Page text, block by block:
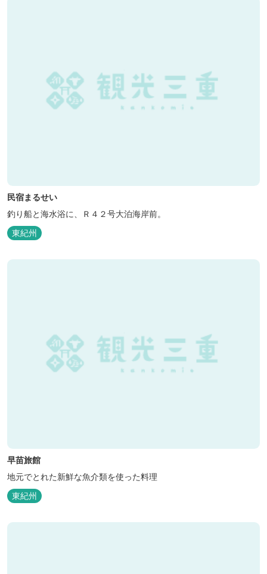
民宿まるせい
釣り船と海水浴に、Ｒ４２号大泊海岸前。
東紀州
早苗旅館
地元でとれた新鮮な魚介類を使った料理
東紀州